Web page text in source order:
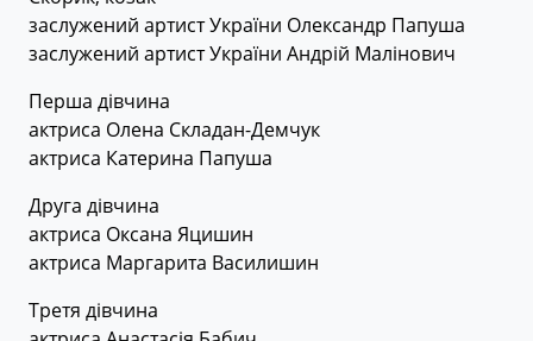
заслужений артист України Олександр Папуша
заслужений артист України Андрій Малінович
Перша дівчина
актриса Олена Складан-Демчук
актриса Катерина Папуша
Друга дівчина
актриса Оксана Яцишин
актриса Маргарита Василишин
Третя дівчина